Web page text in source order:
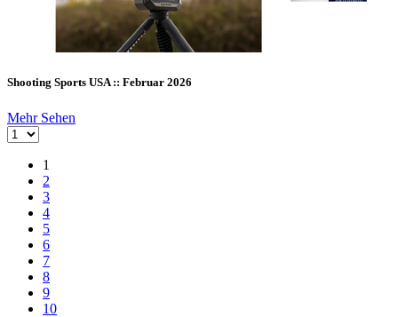
Shooting Sports USA :: Februar 2026
Mehr Sehen
1
2
3
4
5
6
7
8
9
10